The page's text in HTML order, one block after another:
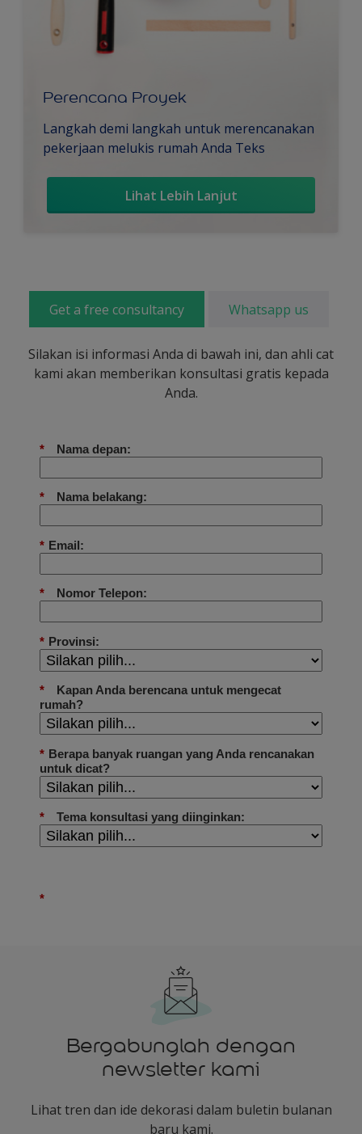
Perencana Proyek
Langkah demi langkah untuk merencanakan
pekerjaan melukis rumah Anda Teks
Lihat Lebih Lanjut
Get a free consultancy Whatsapp us
Silakan isi informasi Anda di bawah ini, dan ahli cat
kami akan memberikan konsultasi gratis kepada
Anda.
Bergabunglah dengan
newsletter kami
Lihat tren dan ide dekorasi dalam buletin bulanan
baru kami.